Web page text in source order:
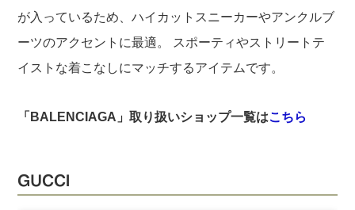
が入っているため、ハイカットスニーカーやアンクルブ
ーツのアクセントに最適。 スポーティやストリートテ
イストな着こなしにマッチするアイテムです。
「BALENCIAGA」取り扱いショップ一覧はこちら
GUCCI